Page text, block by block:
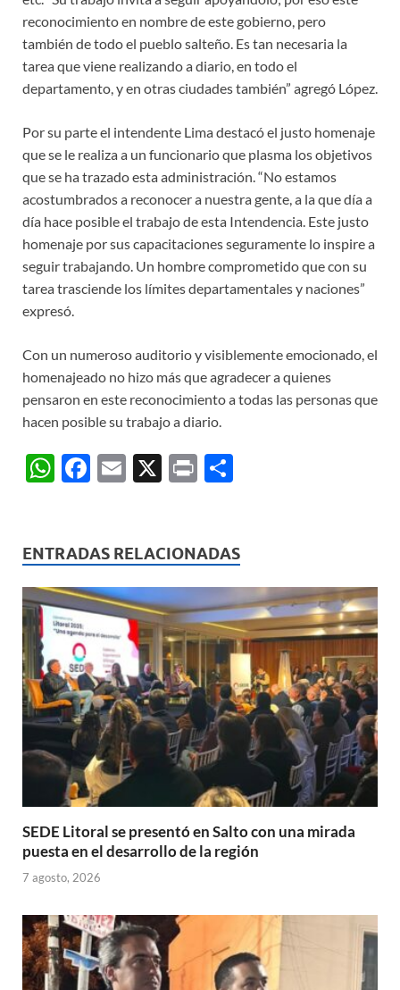
reconocimiento en nombre de este gobierno, pero
también de todo el pueblo salteño. Es tan necesaria la
tarea que viene realizando a diario, en todo el
departamento, y en otras ciudades también” agregó López.
Por su parte el intendente Lima destacó el justo homenaje
que se le realiza a un funcionario que plasma los objetivos
que se ha trazado esta administración. “No estamos
acostumbrados a reconocer a nuestra gente, a la que día a
día hace posible el trabajo de esta Intendencia. Este justo
homenaje por sus capacitaciones seguramente lo inspire a
seguir trabajando. Un hombre comprometido que con su
tarea trasciende los límites departamentales y naciones”
expresó.
Con un numeroso auditorio y visiblemente emocionado, el
homenajeado no hizo más que agradecer a quienes
pensaron en este reconocimiento a todas las personas que
hacen posible su trabajo a diario.
W
s
A
p
p
F
b
o
o
k
E
X
P
p
ar
ti
r
ENTRADAS RELACIONADAS
SEDE Litoral se presentó en Salto con una mirada
puesta en el desarrollo de la región
7 agosto, 2026